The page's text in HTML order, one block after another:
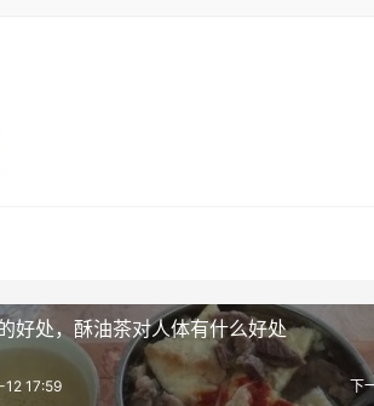
好处，酥油茶对人体有什么好处
下
17:59